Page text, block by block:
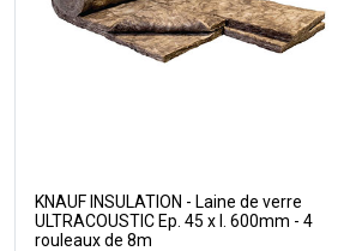
KNAUF INSULATION - Laine de verre
ULTRACOUSTIC Ep. 45 x l. 600mm - 4
rouleaux de 8m